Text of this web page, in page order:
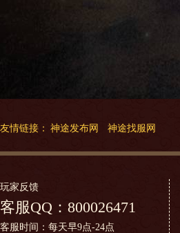
友情链接： 神途发布网 神途找服网
玩家反馈
客服QQ： 800026471
客服时间：每天早9点-24点